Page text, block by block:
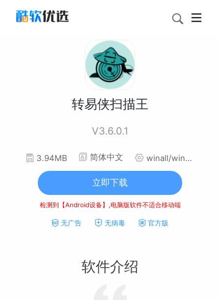
转易侠扫描王
V3.6.0.1
3.94MB 简体中文 winall/win7/win10/win11
立即下载
检测到【Android设备】,电脑版软件不适合移动端
无广告 无病毒 官方版
软件介绍